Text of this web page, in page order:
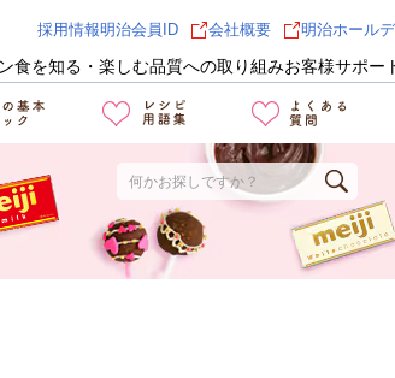
食を知る・楽しむ品質への取り組みお客様サポー
採用情報明治会員ID 会社概要 明治ホール